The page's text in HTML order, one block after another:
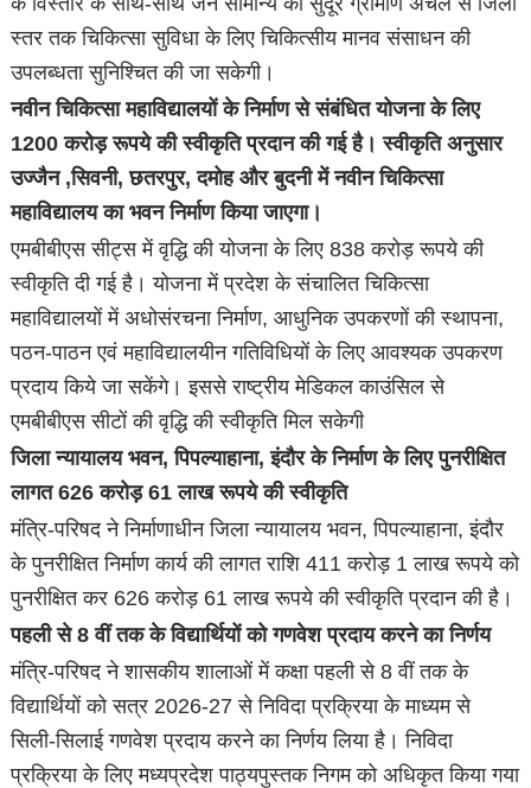
स्तर तक चिकित्सा सुविधा के लिए चिकित्सीय मानव संसाधन की
उपलब्धता सुनिश्चित की जा सकेगी।
नवीन चिकित्सा महाविद्यालयों के निर्माण से संबंधित योजना के लिए
1200 करोड़ रूपये की स्वीकृति प्रदान की गई है। स्वीकृति अनुसार
उज्जैन ,सिवनी, छतरपुर, दमोह और बुदनी में नवीन चिकित्सा
महाविद्यालय का भवन निर्माण किया जाएगा।
एमबीबीएस सीट्स में वृद्धि की योजना के लिए 838 करोड़ रूपये की
स्वीकृति दी गई है। योजना में प्रदेश के संचालित चिकित्सा
महाविद्यालयों में अधोसंरचना निर्माण, आधुनिक उपकरणों की स्थापना,
पठन-पाठन एवं महाविद्यालयीन गतिविधियों के लिए आवश्यक उपकरण
प्रदाय किये जा सकेंगे। इससे राष्ट्रीय मेडिकल काउंसिल से
एमबीबीएस सीटों की वृद्धि की स्वीकृति मिल सकेगी
जिला न्यायालय भवन, पिपल्याहाना, इंदौर के निर्माण के लिए पुनरीक्षित
लागत 626 करोड़ 61 लाख रूपये की स्वीकृति
मंत्रि-परिषद ने निर्माणाधीन जिला न्यायालय भवन, पिपल्याहाना, इंदौर
के पुनरीक्षित निर्माण कार्य की लागत राशि 411 करोड़ 1 लाख रूपये को
पुनरीक्षित कर 626 करोड़ 61 लाख रूपये की स्वीकृति प्रदान की है।
पहली से 8 वीं तक के विद्यार्थियों को गणवेश प्रदाय करने का निर्णय
मंत्रि-परिषद ने शासकीय शालाओं में कक्षा पहली से 8 वीं तक के
विद्यार्थियों को सत्र 2026-27 से निविदा प्रक्रिया के माध्यम से
सिली-सिलाई गणवेश प्रदाय करने का निर्णय लिया है। निविदा
प्रक्रिया के लिए मध्यप्रदेश पाठ्यपुस्तक निगम को अधिकृत किया गया